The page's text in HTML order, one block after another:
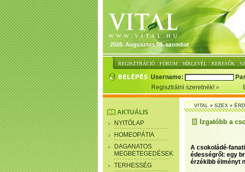
2026. Augusztus 08. szombat
REGISZTRÁCIÓ : FÓRUM : HÍRLEVÉL : KERESŐK :
Username:
Regisztrálni szeretnék!
AKTUÁLIS
NYITÓLAP
HOMEOPÁTIA
DAGANATOS
MEGBETEGEDÉSEK
TERHESSÉG
VITAL»SZEX»
Izgatóbb a
A csokoládé-
édességről: egy
érzékibb élményt